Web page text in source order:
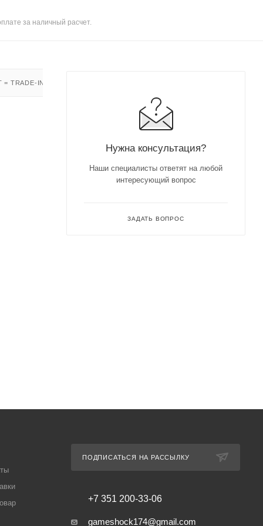
за наличный расчет.
TRADE-IN
Нужна консультация?
Наши специалисты ответят на любой
интересующий вопрос
ЗАДАТЬ ВОПРОС
ПОДПИСАТЬСЯ НА РАССЫЛКУ
+7 351 200-33-06
gameshock174@gmail.com